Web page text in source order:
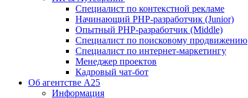
Специалист по контекстной рекламе
Начинающий PHP-разработчик (Junior)
Опытный PHP-разработчик (Middle)
Специалист по поисковому продвижению
Специалист по интернет-маркетингу
Менеджер проектов
Кадровый чат-бот
Об агентстве А25
Информация